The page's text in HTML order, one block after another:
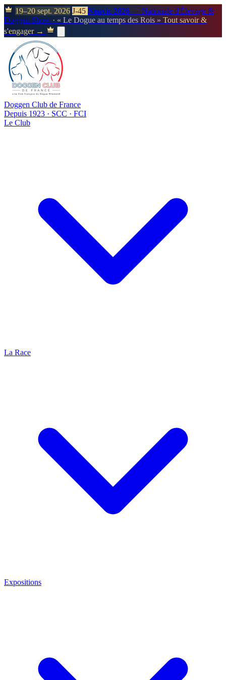
19–20 sept. 2026 J-45 Neuvic 2026 — Nationale d'Élevage &
Doggen Show · « Le Dogue au temps des Rois » Tout savoir &
s'engager →
Doggen Club de France
Depuis 1923 · SCC · FCI
Le Club
La Race
Expositions